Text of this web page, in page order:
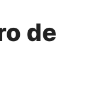
de